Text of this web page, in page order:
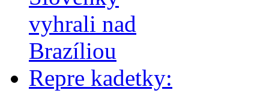
vyhrali nad
Brazíliou
Repre kadetky: